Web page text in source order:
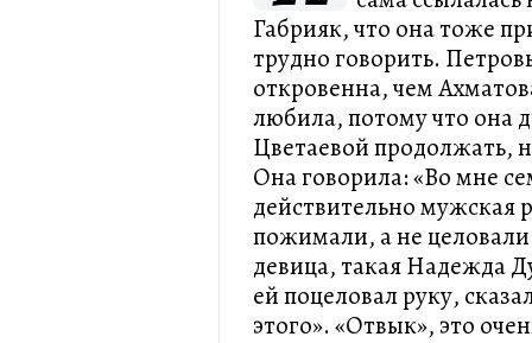
Габрияк, что она тоже
трудно говорить.
откровенна, чем
любила, потому что она
Цветаевой продолжать,
Она говорила: «Во мне
действительно мужская
пожимали, а не
девица, такая Надежда
ей поцеловал руку,
этого». «Отвык», это